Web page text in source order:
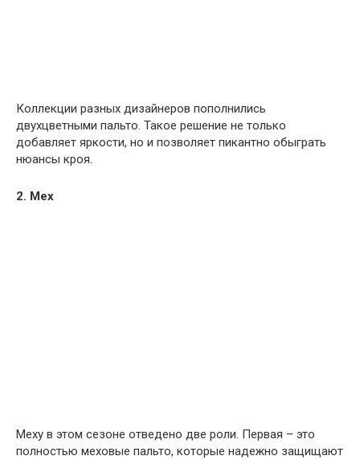
Коллекции разных дизайнеров пополнились
двухцветными пальто. Такое решение не только
добавляет яркости, но и позволяет пикантно обыграть
нюансы кроя.
2. Мех
Меху в этом сезоне отведено две роли. Первая – это
полностью меховые пальто, которые надежно защищают